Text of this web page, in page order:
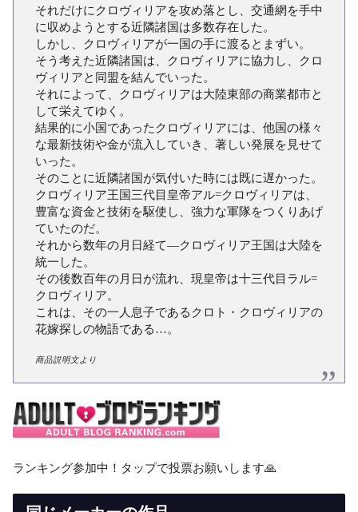
それだけにクロヴィリアを攻め落とし、交通網を手中
に収めようとする近隣諸国は多数存在した。
しかし、クロヴィリアが一国の手に渡るとまずい。
そう考えた近隣諸国は、クロヴィリアに協力し、クロ
ヴィリアと同盟を結んでいった。
それによって、クロヴィリアは大陸東部の商業都市と
して栄えてゆく。
結果的に小国であったクロヴィリアには、他国の様々
な最新技術や金が流入していき、著しい発展を見せて
いった。
そのことに近隣諸国が気付いた時には既に遅かった。
クロヴィリア王国三代目皇帝アル=クロヴィリアは、
豊富な資金と技術を駆使し、強力な軍隊をつくりあげ
ていたのだ。
それから数年の月日経て―クロヴィリア王国は大陸を
統一した。
その後数百年の月日が流れ、現皇帝は十三代目ラル=
クロヴィリア。
これは、その一人息子であるクロト・クロヴィリアの
花嫁探しの物語である…。
商品説明文より
ランキング参加中！タップで投票お願いします🙏